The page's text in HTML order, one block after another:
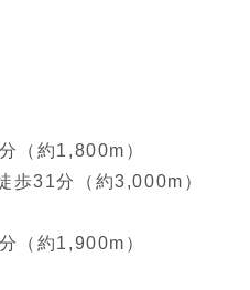
（約1,800m）
歩31分（約3,000m）
（約1,900m）